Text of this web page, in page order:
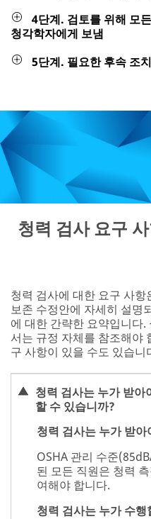
4단계. 검토를 위해 모
청각학자에게 보냄
5단계. 필요한 후속 조
청력 검사 요구
청력 검사에 대한 요구 사항
보존 수정안에 자세히 설명
에 대한 간략한 요약입니다
서는 규정 자체를 참조해야
구 사항이 있을 수도 있습니
청력 검사는 누가 받아
할 수 있습니까?
청력 검사는 누가 받아
OSHA 관리 수준
된 모든 직원은 청력
여해야 합니다.
청력 검사는 누가 수